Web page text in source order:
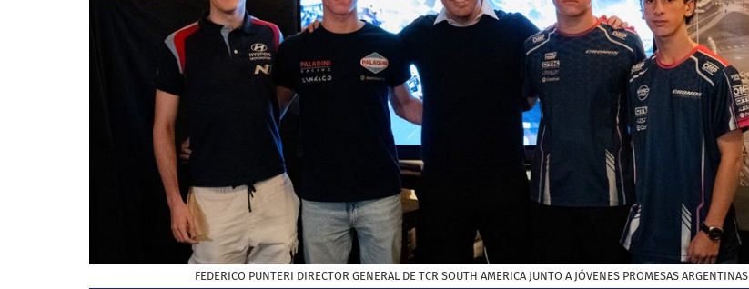
FEDERICO PUNTERI DIRECTOR GENERAL DE TCR SOUTH AMERICA JUNTO A JÓVENES PROMESAS ARGENTINAS